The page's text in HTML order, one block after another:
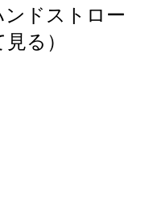
ドストロー
る）